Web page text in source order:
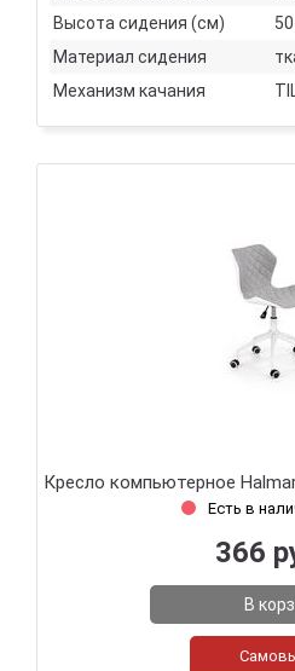
Высота сидения (см)
Материал сидения
Механизм качания
Кресло компьютерное
Есть в
366
В